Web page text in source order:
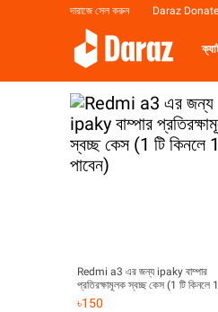
দারাজে সেল করুন Daraz
Redmi a3 এর জন্য ipaky বাম্পার
প্রতিরক্ষামূলক স্বচ্ছ কেস (1 টি কিনলে
পাবেন)
৳150